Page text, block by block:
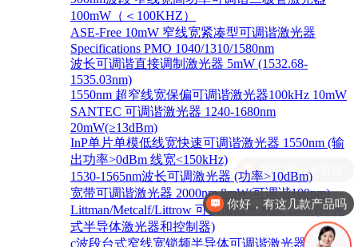
100mW（＜100KHZ）
ASE-Free 10mW 窄线宽紧凑型可调谐激光器
Specifications PMO 1040/1310/1580nm
波长可调谐直接调制激光器 5mW (1532.68-
1535.03nm)
1550nm 超窄线宽保偏可调谐激光器100kHz 10mW
SANTEC 可调谐激光器 1240-1680nm
20mW(≥13dBm)
InP单片单模低线宽快速可调谐激光器 1550nm (输
出功率>0dBm 线宽<150kHz)
1530-1565nm波长可调激光器 (功率>10dBm)
宽带可调谐激光器 2000nm 8mW(可调谐100nm)
Littman/Metcalf/Littrow 可调谐激光系统 Lion (外腔
式半导体激光器和控制器)
c波段台式窄线宽锁频半导体可调谐激光器 1528-
你好，有这几款产品吗